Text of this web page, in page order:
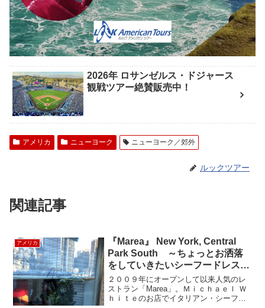
2026年 ロサンゼルス・ドジャース
観戦ツアー絶賛販売中！
アメリカ ニューヨーク ニューヨーク／郊外
ルックツアー
関連記事
アメリカ
『Marea』 New York, Central
Park South ～ちょっとお洒落
をしていきたいシーフードレスト
ラン～
２００９年にオープンして以来人気のレ
ストラン「Marea」。Ｍｉｃｈａｅｌ Ｗ
ｈｉｔｅのお店でイタリアン・シーフー